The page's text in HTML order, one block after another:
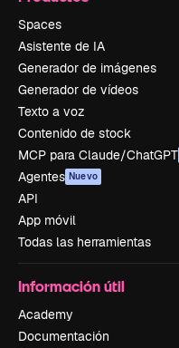
Spaces
Asistente de IA
Generador de imágenes
Generador de vídeos
Texto a voz
Contenido de stock
MCP para Claude/ChatGPT
Agentes Nuevo
API
App móvil
Todas las herramientas
Información útil
Academy
Documentación